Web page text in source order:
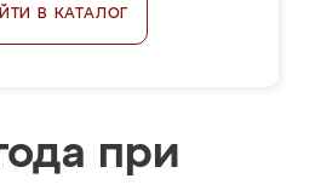
В КАТАЛОГ
при